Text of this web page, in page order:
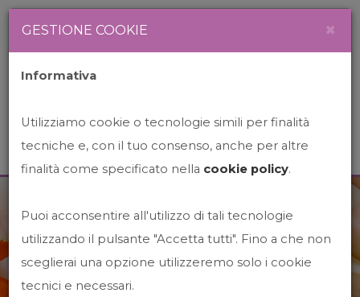
News&Events
GESTIONE COOKIE ×
Informativa
Utilizziamo cookie o tecnologie simili per finalità
tecniche e, con il tuo consenso, anche per altre
finalità come specificato nella cookie policy.
Puoi acconsentire all'utilizzo di tali tecnologie
utilizzando il pulsante "Accetta tutti". Fino a che non
sceglierai una opzione utilizzeremo solo i cookie
tecnici e necessari.